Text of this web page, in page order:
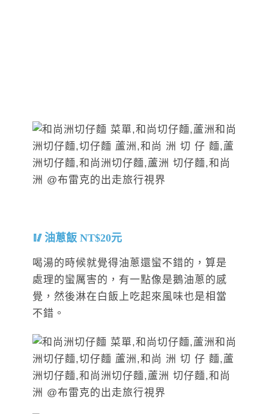
油蔥飯 NT$20元
喝湯的時候就覺得油蔥還蠻不錯的，算是
處理的蠻厲害的，有一點像是鵝油蔥的感
覺，然後淋在白飯上吃起來風味也是相當
不錯。